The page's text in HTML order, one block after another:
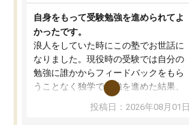
自身をもって受験勉強を進められてよ
かったです。
浪人をしていた時にこの塾でお世話に
なりました。現役時の受験では自分の
勉強に誰かからフィードバックをもら
うことなく独学で勉強を進めた結果、
入試本番に地歴の学習が間に合わず不
合格となってしまいました。その経験
投稿日：2026年08月01日